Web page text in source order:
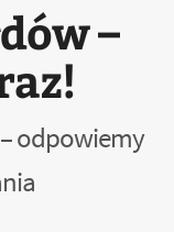
–
odpowiemy